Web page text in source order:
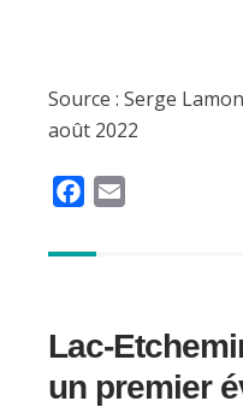
Source : Serge
août 2022
c
o
o
Lac-
un premier